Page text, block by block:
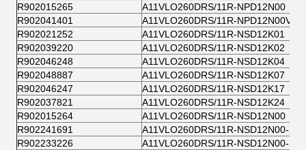
R902015265
A11VLO260DRS/11R-NPD12N00
R902041401
A11VLO260DRS/11R-NPD12N00V
R902021252
A11VLO260DRS/11R-NSD12K01
R902039220
A11VLO260DRS/11R-NSD12K02
R902046248
A11VLO260DRS/11R-NSD12K04
R902048887
A11VLO260DRS/11R-NSD12K07
R902046247
A11VLO260DRS/11R-NSD12K17
R902037821
A11VLO260DRS/11R-NSD12K24
R902015264
A11VLO260DRS/11R-NSD12N00
R902241691
A11VLO260DRS/11R-NSD12N00-S
R902233226
A11VLO260DRS/11R-NSD12N00-S